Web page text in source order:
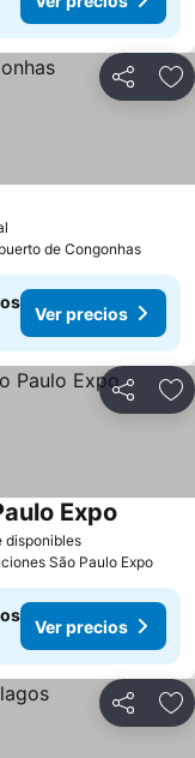
Compartir
de Congonhas
Ver precios
Compartir
disponibles
Expo
São Paulo Expo
Ver precios
Compartir